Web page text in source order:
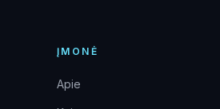
ĮMONĖ
Apie